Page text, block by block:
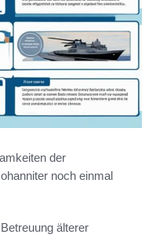
der
noch einmal
älterer